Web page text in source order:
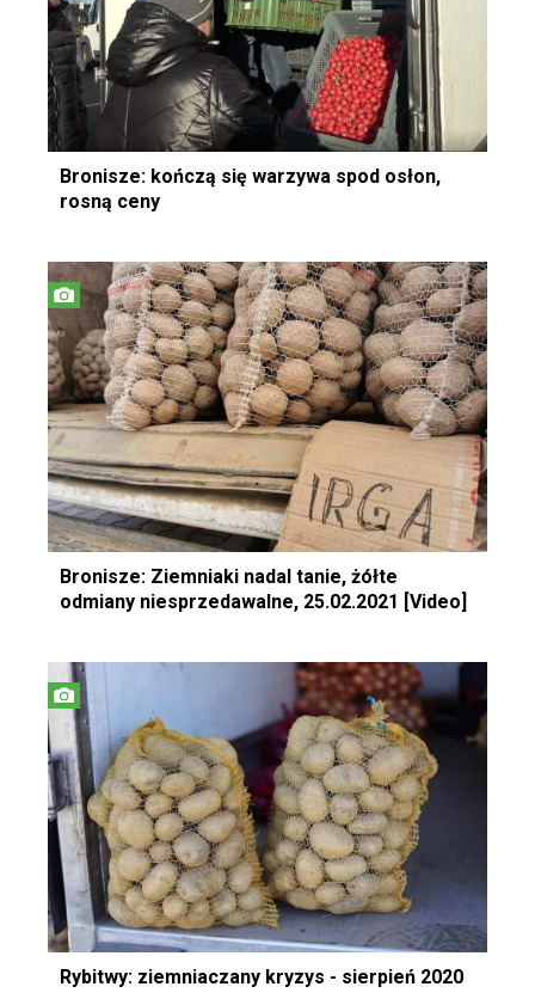
Bronisze: kończą się warzywa spod osłon,
rosną ceny
Bronisze: Ziemniaki nadal tanie, żółte
odmiany niesprzedawalne, 25.02.2021 [Video]
Rybitwy: ziemniaczany kryzys - sierpień 2020